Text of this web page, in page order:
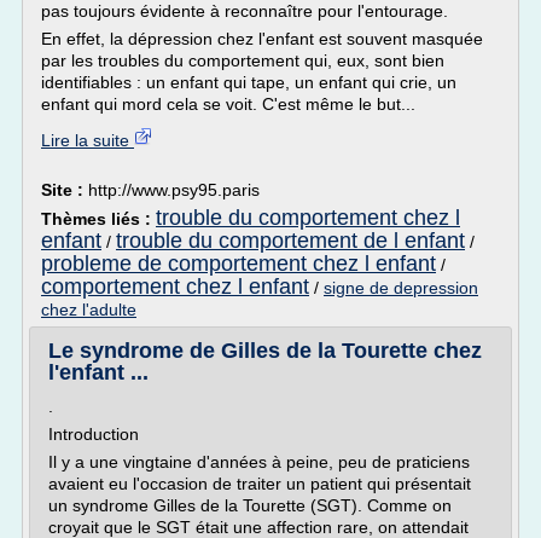
pas toujours évidente à reconnaître pour l'entourage.
En effet, la dépression chez l'enfant est souvent masquée
par les troubles du comportement qui, eux, sont bien
identifiables : un enfant qui tape, un enfant qui crie, un
enfant qui mord cela se voit. C'est même le but...
Lire la suite
Site : http://www.psy95.paris
Thèmes liés : trouble du comportement chez l
enfant / trouble du comportement de l enfant /
probleme de comportement chez l enfant /
comportement chez l enfant / signe de depression
chez l'adulte
Le syndrome de Gilles de la Tourette chez
l'enfant ...
Introduction
Il y a une vingtaine d'années à peine, peu de praticiens
avaient eu l'occasion de traiter un patient qui présentait
un syndrome Gilles de la Tourette (SGT). Comme on
croyait que le SGT était une affection rare, on attendait